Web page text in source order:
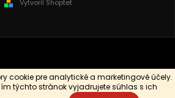
cookie pre analytické a marketingové účely.
týchto stránok vyjadrujete súhlas s ich
Vytvoril Shoptet